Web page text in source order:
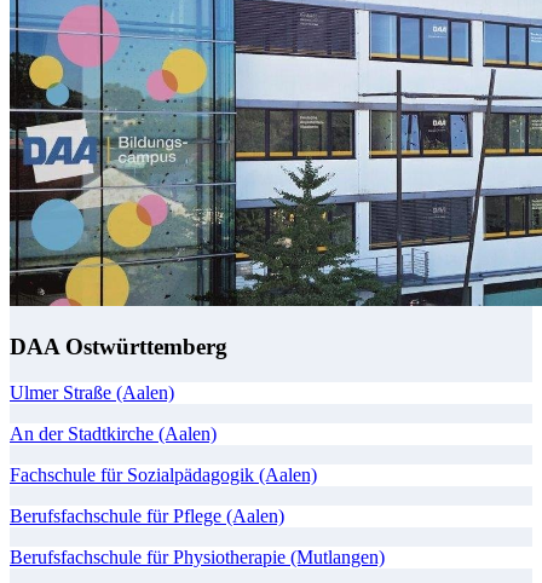
DAA Ostwürttemberg
Ulmer Straße (Aalen)
An der Stadtkirche (Aalen)
Fachschule für Sozialpädagogik (Aalen)
Berufsfachschule für Pflege (Aalen)
Berufsfachschule für Physiotherapie (Mutlangen)